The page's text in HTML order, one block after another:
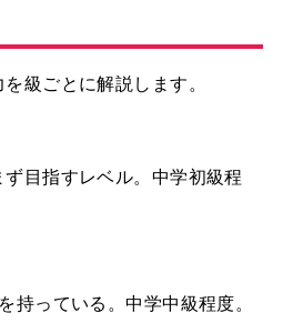
級ごとに解説します。
目指すレベル。中学初級程
持っている。中学中級程度。